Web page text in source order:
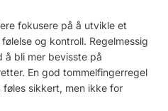
fokusere på å utvikle et
og kontroll. Regelmessig
å bli mer bevisste på
En god tommelfingerregel
sikkert, men ikke for